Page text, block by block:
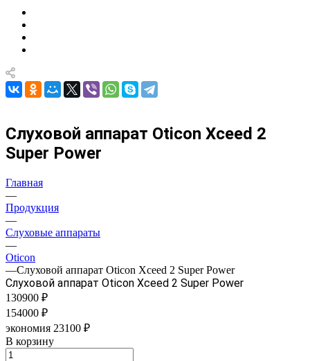
Слуховой аппарат Oticon Xceed 2
Super Power
Главная
—
Продукция
—
Слуховые аппараты
—
Oticon
—Слуховой аппарат Oticon Xceed 2 Super Power
Слуховой аппарат Oticon Xceed 2 Super Power
130900 ₽
154000 ₽
экономия 23100 ₽
В корзину